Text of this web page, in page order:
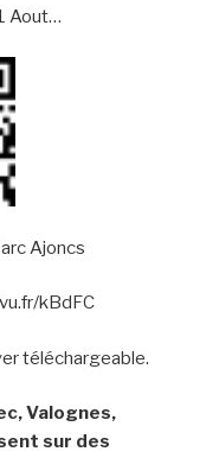
Aout…
Ajoncs
kBdFC
téléchargeable.
Valognes,
sur des